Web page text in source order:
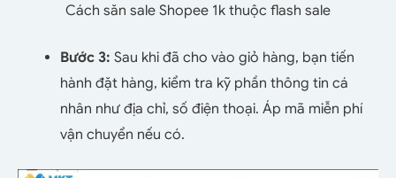
Cách săn sale Shopee 1k thuộc flash sale
Bước 3: Sau khi đã cho vào giỏ hàng, bạn tiến
hành đặt hàng, kiểm tra kỹ phần thông tin cá
nhân như địa chỉ, số điện thoại. Áp mã miễn phí
vận chuyển nếu có.